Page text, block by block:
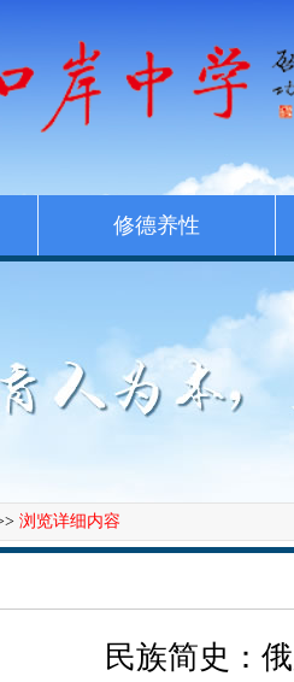
修德养性
浏览详细内容
民族简史：